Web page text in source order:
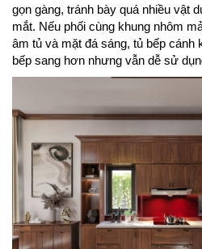
gọn gàng, tránh bày quá nhiều vật
mắt. Nếu phối cùng khung nhôm
âm tủ và mặt đá sáng, tủ bếp cánh
bếp sang hơn nhưng vẫn dễ sử